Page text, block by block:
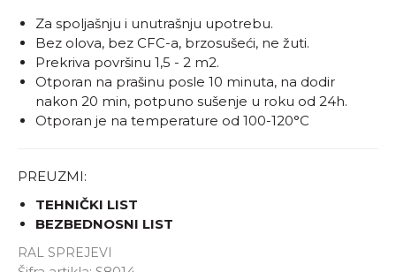
RAL SPREJEVI
​​​​​​Za spoljašnju i unutrašnju upotrebu.
Bez olova, bez CFC-a, brzosušeći, ne žuti.
Prekriva površinu 1,5 - 2 m2.
Otporan na prašinu posle 10 minuta, na dodir
nakon 20 min, potpuno sušenje u roku od 24h.
Otporan je na temperature od 100-120°C
PREUZMI:
TEHNIČKI LIST
BEZBEDNOSNI LIST